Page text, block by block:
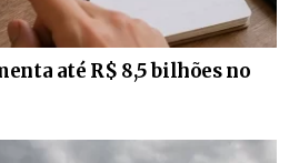
até R$ 8,5 bilhões no